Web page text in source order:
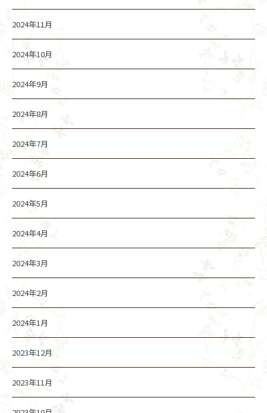
2024年11月
2024年10月
2024年9月
2024年8月
2024年7月
2024年6月
2024年5月
2024年4月
2024年3月
2024年2月
2024年1月
2023年12月
2023年11月